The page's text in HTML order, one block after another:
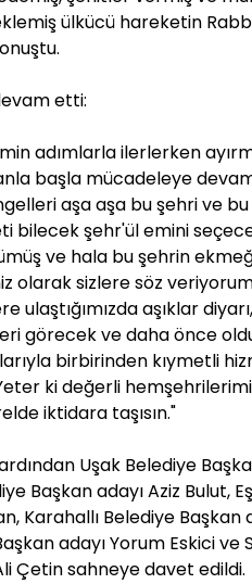
ülkücü hareketin
etti:
adımlarla ilerlerken
başla mücadeleye
aşa aşa bu şehri ve
bilecek şehr'ül emini
ve hala bu şehrin
olarak sizlere söz
ulaştığımızda aşıklar
görecek ve daha önce
birbirinden kıymetli
ki değerli
iktidara taşısın."
Uşak Belediye
Başkan adayı Aziz Bulut,
Karahallı Belediye Başkan
adayı Yorum Eskici ve
Çetin sahneye davet edildi.